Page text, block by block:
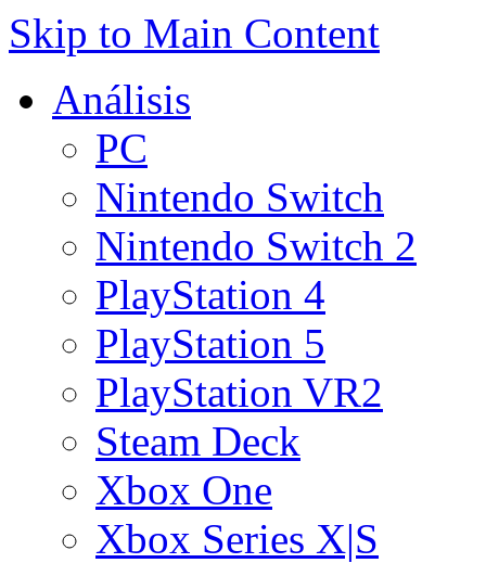
Skip to Main Content
Análisis
PC
Nintendo Switch
Nintendo Switch 2
PlayStation 4
PlayStation 5
PlayStation VR2
Steam Deck
Xbox One
Xbox Series X|S